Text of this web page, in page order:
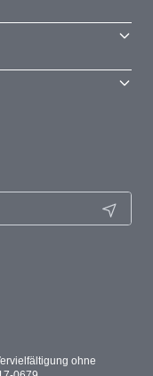
ohne